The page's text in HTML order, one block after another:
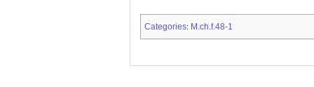
Categories: M.ch.f.48-1